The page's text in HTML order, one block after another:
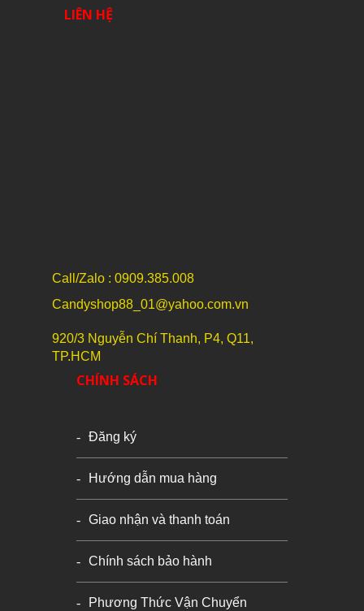
LIÊN HỆ
Call/Zalo : 0909.385.008
Candyshop88_01@yahoo.com.vn
920/3 Nguyễn Chí Thanh, P4, Q11,
TP.HCM
CHÍNH SÁCH
Đăng ký
Hướng dẫn mua hàng
Giao nhận và thanh toán
Chính sách bảo hành
Phương Thức Vận Chuyển